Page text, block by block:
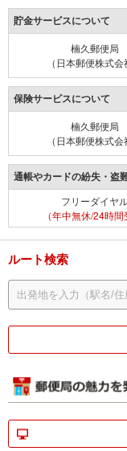
貯金サービスについて
楠久郵便局
（日本郵便株式会
保険サービスについて
楠久郵便局
（日本郵便株式会
通帳やカードの紛失・盗
フリーダイヤ
（年中無休/24時間
ルート検索